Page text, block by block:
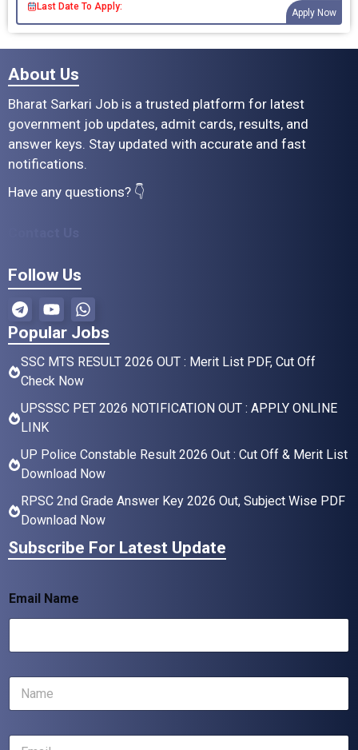
Last Date To Apply:
Apply Now
About Us
Bharat Sarkari Job is a trusted platform for latest
government job updates, admit cards, results, and
answer keys. Stay updated with accurate and fast
notifications.
Have any questions? 👇
Follow Us
Popular Jobs
SSC MTS RESULT 2026 OUT : Merit List PDF, Cut Off
Check Now
UPSSSC PET 2026 NOTIFICATION OUT : APPLY ONLINE
LINK
UP Police Constable Result 2026 Out : Cut Off & Merit List
Download Now
RPSC 2nd Grade Answer Key 2026 Out, Subject Wise PDF
Download Now
Subscribe For Latest Update
Email Name
N
m
E